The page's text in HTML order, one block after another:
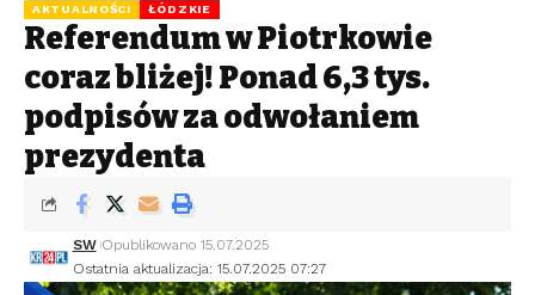
AKTUALNOŚCI ŁÓDZKIE
Referendum w Piotrkowie
coraz bliżej! Ponad 6,3 tys.
podpisów za odwołaniem
prezydenta
Ostatnia aktualizacja: 15.07.2025 07:27
SW Opublikowano 15.07.2025